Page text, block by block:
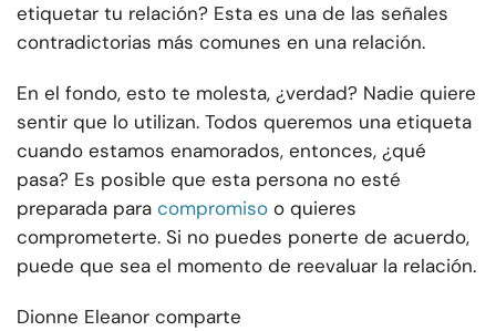
etiquetar tu relación? Esta es una de las señales
contradictorias más comunes en una relación.
En el fondo, esto te molesta, ¿verdad? Nadie quiere
sentir que lo utilizan. Todos queremos una etiqueta
cuando estamos enamorados, entonces, ¿qué
pasa? Es posible que esta persona no esté
preparada para compromiso o quieres
comprometerte. Si no puedes ponerte de acuerdo,
puede que sea el momento de reevaluar la relación.
Dionne Eleanor comparte